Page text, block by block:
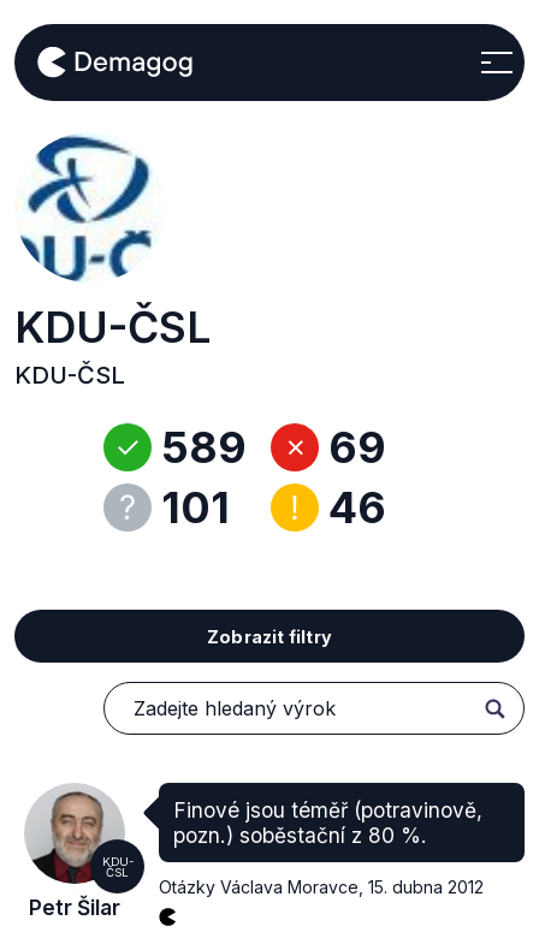
KDU-ČSL
KDU-ČSL
589
101
69
46
Zobrazit filtry
KDU-
ČSL
Petr Šilar
Finové jsou téměř (potravinově,
pozn.) soběstační z 80 %.
Otázky Václava Moravce 15. dubna 2012